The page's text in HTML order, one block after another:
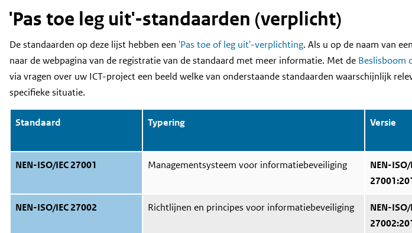
'Pas toe leg uit'-standaarden (verplicht)
Content
De standaarden op deze lijst hebben een 'Pas toe of leg uit'-verplichting. Als u op de naam van
naar de webpagina van de registratie van de standaard met meer informatie. Met de Beslisboom
via vragen over uw ICT-project een beeld welke van onderstaande standaarden waarschijnlijk
specifieke situatie.
Standaard Typering Versie
NEN-ISO/IEC 27001 Managementsysteem voor informatiebeveiliging
NEN-ISO/
NEN-ISO/IEC 27002 Richtlijnen en principes voor informatiebeveiliging
NEN-ISO/